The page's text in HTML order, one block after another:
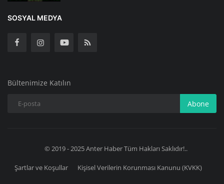
SOSYAL MEDYA
Bültenimize Katılın
Abone
© 2019 - 2025 Anter Haber Tüm Hakları Saklıdır!..
Şartlar ve Koşullar Kişisel Verilerin Korunması Kanunu (KVKK)